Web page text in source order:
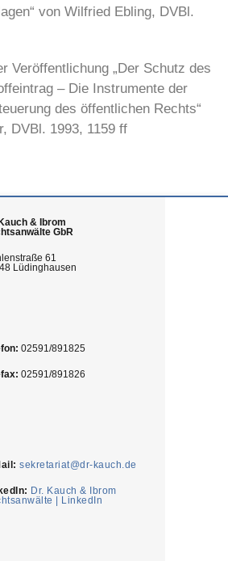
von Wilfried Ebling, DVBl.
Veröffentlichung „Der Schutz des
– Die Instrumente der
des öffentlichen Rechts“
DVBl. 1993, 1159 ff
& Ibrom
GbR
61
Lüdinghausen
02591/891825
02591/891826
sekretariat@dr-kauch.de
Dr. Kauch & Ibrom
| LinkedIn